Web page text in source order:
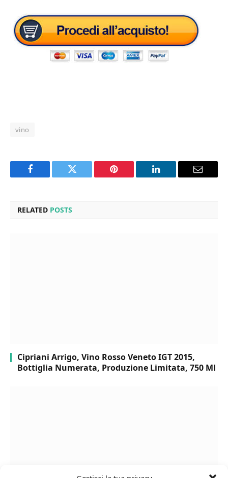
vino
Facebook Twitter Pinterest LinkedIn Email
RELATED POSTS
Cipriani Arrigo, Vino Rosso Veneto IGT 2015,
Bottiglia Numerata, Produzione Limitata, 750 Ml